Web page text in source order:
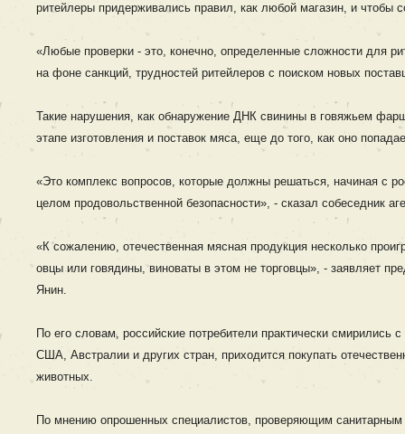
ритейлеры придерживались правил, как любой магазин, и чтобы
«Любые проверки - это, конечно, определенные сложности для
на фоне санкций, трудностей ритейлеров с поиском новых
Такие нарушения, как обнаружение ДНК свинины в говяжьем
этапе изготовления и поставок мяса, еще до того, как оно
«Это комплекс вопросов, которые должны решаться, начиная с
целом продовольственной безопасности», - сказал собеседник
«К сожалению, отечественная мясная продукция несколько
овцы или говядины, виноваты в этом не торговцы», - заявляет
Янин.
По его словам, российские потребители практически смирились
США, Австралии и других стран, приходится покупать
животных.
По мнению опрошенных специалистов, проверяющим